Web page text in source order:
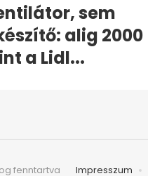
sem
alig 2000
a Lidl...
Impresszum
fenntartva